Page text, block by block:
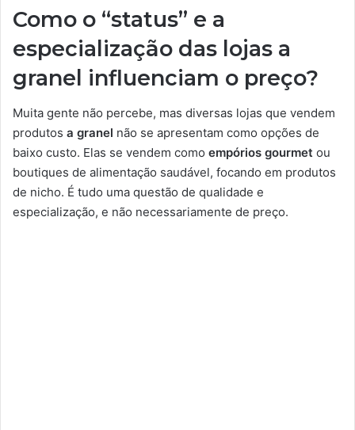
Como o “status” e a
especialização das lojas a
granel influenciam o preço?
Muita gente não percebe, mas diversas lojas que vendem
produtos a granel não se apresentam como opções de
baixo custo. Elas se vendem como empórios gourmet ou
boutiques de alimentação saudável, focando em produtos
de nicho. É tudo uma questão de qualidade e
especialização, e não necessariamente de preço.